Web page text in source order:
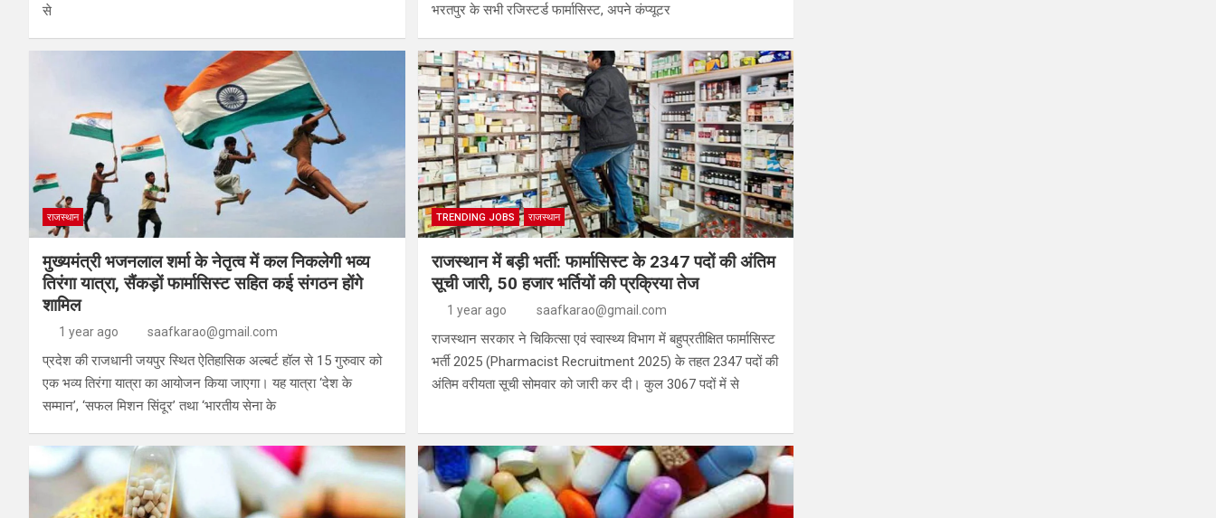
से
भरतपुर के सभी रजिस्टर्ड फार्मासिस्ट, अपने कंप्यूटर
राजस्थान
मुख्यमंत्री भजनलाल शर्मा के नेतृत्व में कल निकलेगी भव्य
तिरंगा यात्रा, सैंकड़ों फार्मासिस्ट सहित कई संगठन होंगे
शामिल
1 year ago saafkarao@gmail.com
प्रदेश की राजधानी जयपुर स्थित ऐतिहासिक अल्बर्ट हॉल से 15 गुरुवार को
एक भव्य तिरंगा यात्रा का आयोजन किया जाएगा। यह यात्रा ‘देश के
सम्मान’, ‘सफल मिशन सिंदूर’ तथा ‘भारतीय सेना के
TRENDING JOBS राजस्थान
राजस्थान में बड़ी भर्ती: फार्मासिस्ट के 2347 पदों की अंतिम
सूची जारी, 50 हजार भर्तियों की प्रक्रिया तेज
1 year ago saafkarao@gmail.com
राजस्थान सरकार ने चिकित्सा एवं स्वास्थ्य विभाग में बहुप्रतीक्षित फार्मासिस्ट
भर्ती 2025 (Pharmacist Recruitment 2025) के तहत 2347 पदों की
अंतिम वरीयता सूची सोमवार को जारी कर दी। कुल 3067 पदों में से